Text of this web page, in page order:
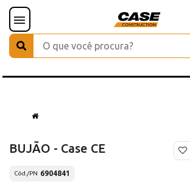
BUJÃO - Case CE
Cód./PN 6904841